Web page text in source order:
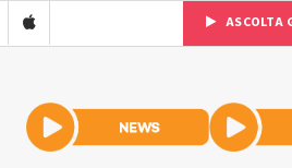
ASCOLTA